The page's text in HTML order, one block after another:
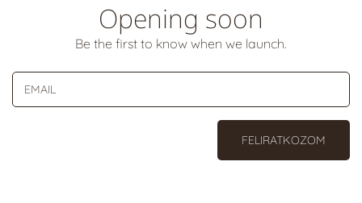
Opening soon
Be the first to know when we launch.
EMAIL
FELIRATKOZOM